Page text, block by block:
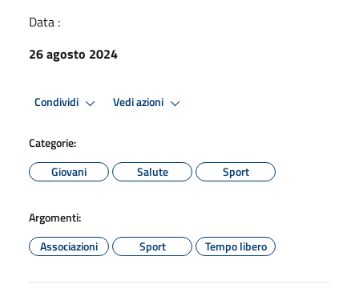
Data :
26 agosto 2024
Condividi Vedi azioni
Categorie:
Giovani
Salute Sport
Argomenti:
Associazioni
Sport Tempo libero